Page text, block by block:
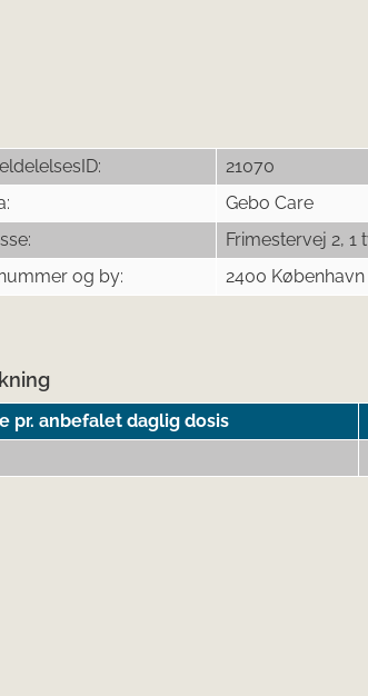
21070
Gebo Care
Frimestervej 2, 1
og by: 2400
pr. anbefalet daglig dosis